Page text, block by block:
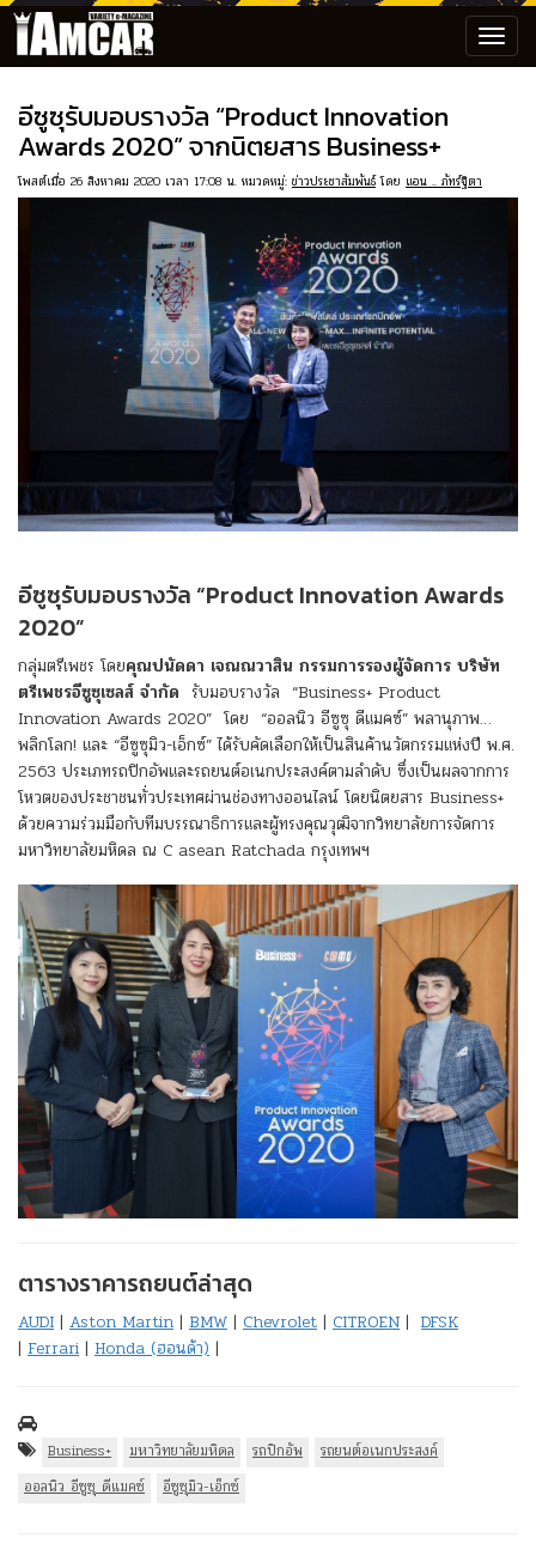
อีซูซุรับมอบรางวัล “Product Innovation
Awards 2020” จากนิตยสาร Business+
โพสต์เมื่อ 26 สิงหาคม 2020 เวลา 17:08 น. หมวดหมู่: ข่าวประชาสัมพันธ์โดย แอน .. ภัทร์ฐิตา
อีซูซุรับมอบรางวัล “Product Innovation Awards
2020”
กลุ่มตรีเพชร โดยคุณปนัดดา เจณณวาสิน กรรมการรองผู้จัดการ บริษัท
ตรีเพชรอีซูซุเซลส์ จำกัด รับมอบรางวัล “Business+ Product
Innovation Awards 2020” โดย “ออลนิว อีซูซุ ดีแมคซ์” พลานุภาพ…
พลิกโลก! และ “อีซูซุมิว-เอ็กซ์” ได้รับคัดเลือกให้เป็นสินค้านวัตกรรมแห่งปี พ.ศ.
2563 ประเภทรถปิกอัพและรถยนต์อเนกประสงค์ตามลำดับ ซึ่งเป็นผลจากการ
โหวตของประชาชนทั่วประเทศผ่านช่องทางออนไลน์ โดยนิตยสาร Business+
ด้วยความร่วมมือกับทีมบรรณาธิการและผู้ทรงคุณวุฒิจากวิทยาลัยการจัดการ
มหาวิทยาลัยมหิดล ณ C asean Ratchada กรุงเทพฯ
ตารางราคารถยนต์ล่าสุด
AUDI | Aston Martin | BMW | Chevrolet | CITROEN | DFSK
| Ferrari | Honda (ฮอนด้า) |
Business+ มหาวิทยาลัยมหิดล รถปิกอัพ
รถยนต์อเนกประสงค์
ออลนิว อีซูซุ ดีแมคซ์
อีซูซุมิว-เอ็กซ์